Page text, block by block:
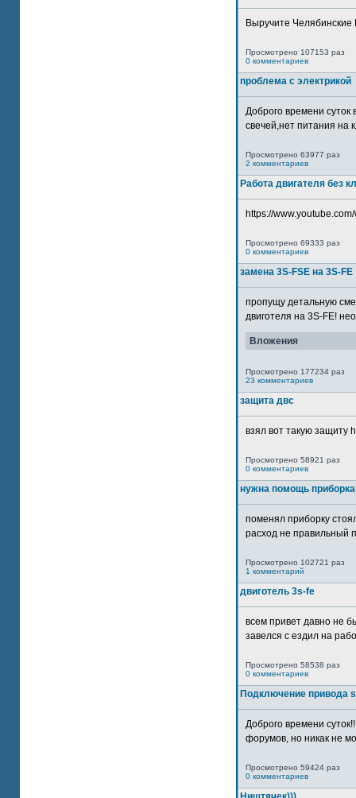
Выручите
Просмотрено 107153 раз
0 комментариев
проблема с электрикой
Доброго времени суток
свечей,нет питания на
Просмотрено 63977 раз
2 комментариев
Работа двигателя без
https://
Просмотрено 69333 раз
0 комментариев
замена 3S-FSE на 3S-FE
пропущу детальную
двиготеля на 3S-FE!
Вложения
Просмотрено 177234 раз
23 комментариев
защита двс
взял вот такую защиту
Просмотрено 58921 раз
0 комментариев
нужна помощь
поменял приборку
расход не правильный
Просмотрено 102721 раз
1 комментарий
двиготель 3s-fe
всем привет давно не
завелся с ездил на
Просмотрено 58538 раз
0 комментариев
Подключение привода
Доброго времени
форумов, но никак не
Просмотрено 59424 раз
0 комментариев